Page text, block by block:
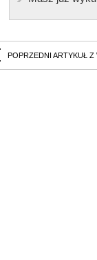
POPRZEDNI ARTYKUŁ Z